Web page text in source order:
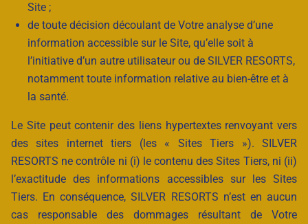
Site ;
de toute décision découlant de Votre analyse d’une
information accessible sur le Site, qu’elle soit à
l’initiative d’un autre utilisateur ou de SILVER RESORTS,
notamment toute information relative au bien-être et à
la santé.
Le Site peut contenir des liens hypertextes renvoyant vers
des sites internet tiers (les « Sites Tiers »). SILVER
RESORTS ne contrôle ni (i) le contenu des Sites Tiers, ni (ii)
l’exactitude des informations accessibles sur les Sites
Tiers. En conséquence, SILVER RESORTS n’est en aucun
cas responsable des dommages résultant de Votre